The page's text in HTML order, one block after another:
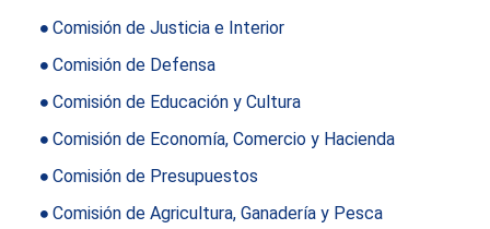
Comisión de Justicia e Interior
Comisión de Defensa
Comisión de Educación y Cultura
Comisión de Economía, Comercio y Hacienda
Comisión de Presupuestos
Comisión de Agricultura, Ganadería y Pesca